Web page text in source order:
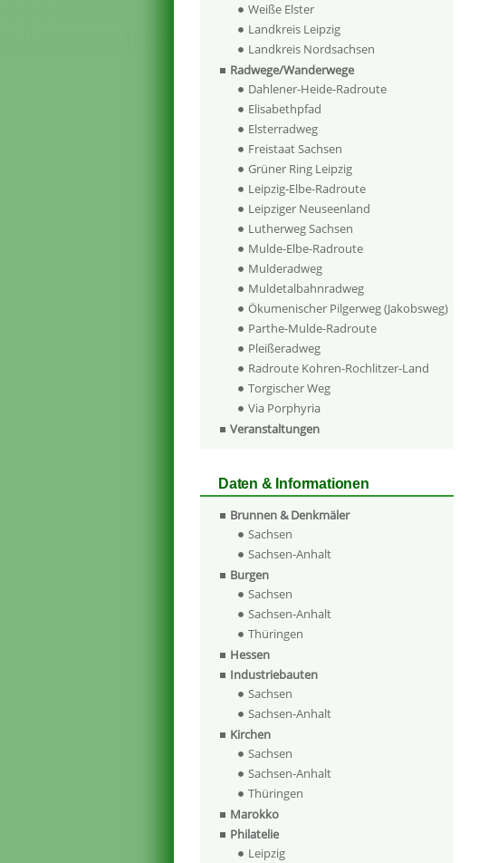
Weiße Elster
Landkreis Leipzig
Landkreis Nordsachsen
Radwege/Wanderwege
Dahlener-Heide-Radroute
Elisabethpfad
Elsterradweg
Freistaat Sachsen
Grüner Ring Leipzig
Leipzig-Elbe-Radroute
Leipziger Neuseenland
Lutherweg Sachsen
Mulde-Elbe-Radroute
Mulderadweg
Muldetalbahnradweg
Ökumenischer Pilgerweg (Jakobsweg)
Parthe-Mulde-Radroute
Pleißeradweg
Radroute Kohren-Rochlitzer-Land
Torgischer Weg
Via Porphyria
Veranstaltungen
Daten & Informationen
Brunnen & Denkmäler
Sachsen
Sachsen-Anhalt
Burgen
Sachsen
Sachsen-Anhalt
Thüringen
Hessen
Industriebauten
Sachsen
Sachsen-Anhalt
Kirchen
Sachsen
Sachsen-Anhalt
Thüringen
Marokko
Philatelie
Leipzig